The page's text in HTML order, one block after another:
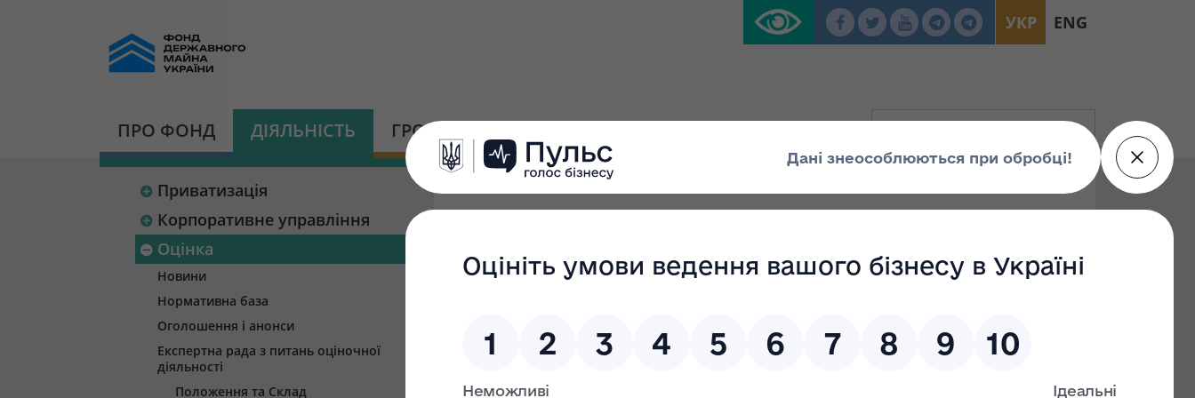
УКР ENG
ПРО ФОНД ДІЯЛЬНІСТЬ ГРОМАДСЬКА ПЛАТФОРМА
Приватизація
Корпоративне управління
Оцінка
Новини
Нормативна база
Оголошення і анонси
Експертна рада з питань оціночної
діяльності
Положення та Склад
Склад
Наказ Фонду державного майна України від 23.04.2025 № 612 "Про затвердження персонального
складу конкурсної комісії та робочої групи з опрацювання документів претендента"
складу конкурсної комісії та робочої групи з опрацювання документів претендента"